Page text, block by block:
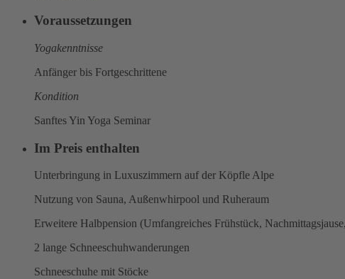
Voraussetzungen
Yogakenntnisse
Anfänger bis Fortgeschrittene
Kondition
Sanftes Yin Yoga Seminar
Im Preis enthalten
Unterbringung in Luxuszimmern auf der Köpfle Alpe
Nutzung von Sauna, Außenwhirpool und Ruheraum
Erweitere Halbpension (Umfangreiches Frühstück,
2 lange Schneeschuhwanderungen
Schneeschuhe mit Stöcke